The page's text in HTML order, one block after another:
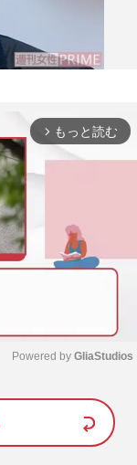
arrow_forward_ios もっと読む
e
Powered by GliaStudios